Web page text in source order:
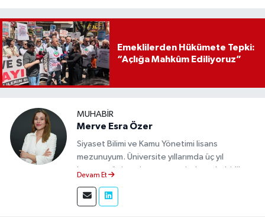
Emeklilerden Hükümete Tepki:
“Açlığa Mahkûm Ediliyoruz”
MUHABIR
Merve Esra Özer
Siyaset Bilimi ve Kamu Yönetimi lisans
mezunuyum. Üniversite yıllarımda üç yıl
boyunca üniversite gazetesinde muhabirlik
Haber'de sahadan doğru ve tarafsız bilgi
aktarımı sağlamaktayım.
Devam Et